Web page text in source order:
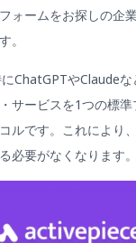
ォームをお探しの企業
。
ChatGPTやClaude
サービスを1つの標
ルです。これにより
必要がなくなります。